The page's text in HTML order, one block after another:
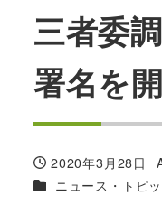
三者委
署名を
投稿日
2020年3月28日
カテゴリー
ニュース・トピ